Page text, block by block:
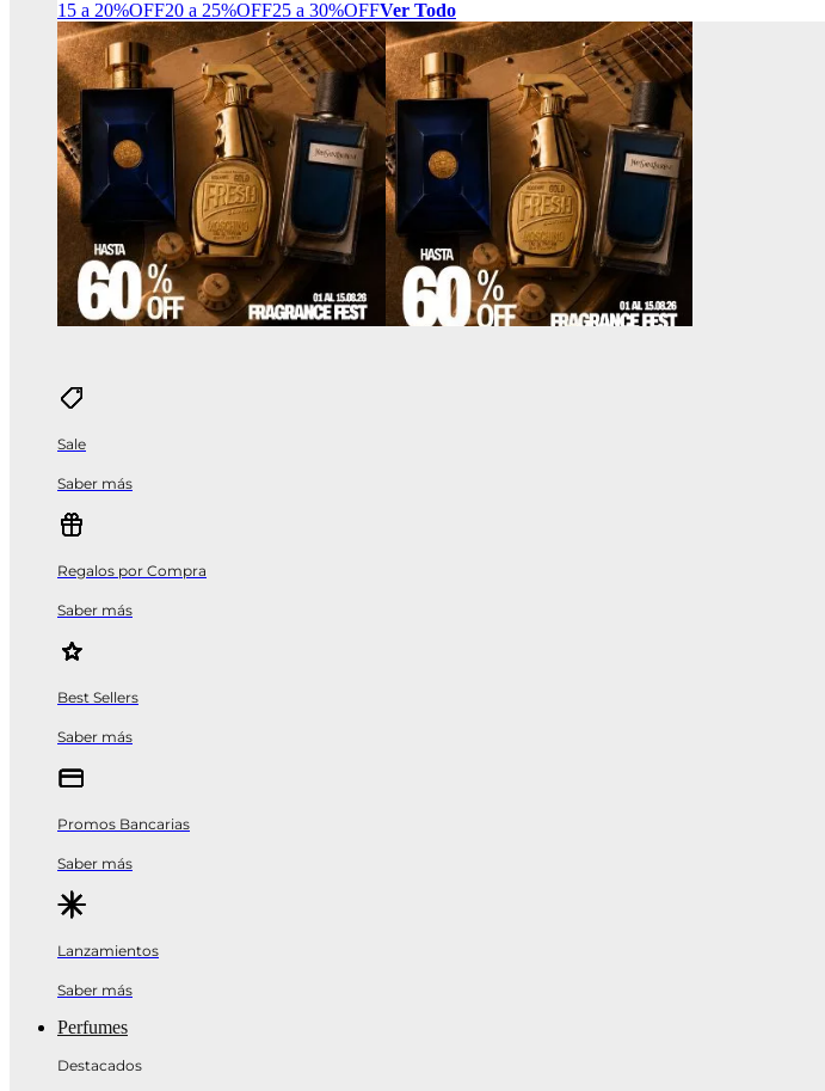
15 a 20%OFF20 a 25%OFF25 a 30%OFFVer Todo
Sale
Saber más
Regalos por Compra
Saber más
Best Sellers
Saber más
Promos Bancarias
Saber más
Lanzamientos
Saber más
Perfumes
Destacados